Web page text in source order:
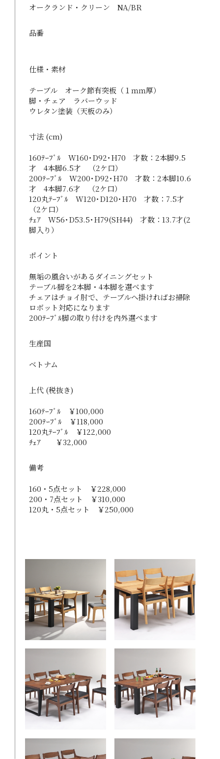
オークランド・クリーン NA/BR
品番
仕様・素材
テーブル オーク節有突板（１ｍｍ厚）
脚・チェア ラバーウッド
ウレタン塗装（天板のみ）
寸法 (cm)
160ﾃｰﾌﾞﾙ W160･D92･H70 才数：2本脚9.5
才 4本脚6.5才 （2ケ口）
200ﾃｰﾌﾞﾙ W200･D92･H70 才数：2本脚10.6
才 4本脚7.6才 （2ケ口）
120丸ﾃｰﾌﾞﾙ W120･D120･H70 才数：7.5才
（2ケ口）
ﾁｪｱ W56･D53.5･H79(SH44) 才数：13.7才(2
脚入り）
ポイント
無垢の風合いがあるダイニングセット
テーブル脚を2本脚・4本脚を選べます
チェアはチョイ肘で、テーブルへ掛ければお掃除
ロボット対応になります
200ﾃｰﾌﾞﾙ脚の取り付けを内外選べます
生産国
ベトナム
上代 (税抜き)
160ﾃｰﾌﾞﾙ ￥100,000
200ﾃｰﾌﾞﾙ ￥118,000
120丸ﾃｰﾌﾞﾙ ￥122,000
ﾁｪｱ ￥32,000
備考
160・5点セット ￥228,000
200・7点セット ￥310,000
120丸・5点セット ￥250,000